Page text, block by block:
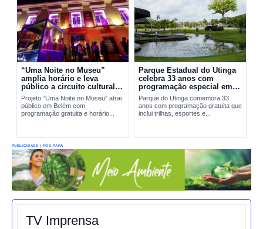
“Uma Noite no Museu”
amplia horário e leva
público a circuito cultural
em Belém
Projeto “Uma Noite no Museu” atrai
público em Belém com
programação gratuita e horário...
Parque Estadual do Utinga
celebra 33 anos com
programação especial em
Belém
Parque do Utinga comemora 33
anos com programação gratuita que
inclui trilhas, esportes e...
PUBLICIDADE | PÓS PARÁ
TV Imprensa